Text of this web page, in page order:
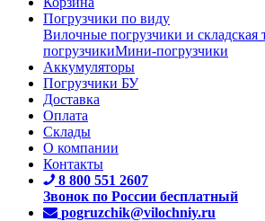
Погрузчики по виду
Вилочные погрузчики и складская
погрузчикиМини-погрузчики
Аккумуляторы
Погрузчики БУ
Доставка
Оплата
Склады
О компании
Контакты
8 800 551 2607
Звонок по России бесплатный
pogruzchik@vilochniy.ru